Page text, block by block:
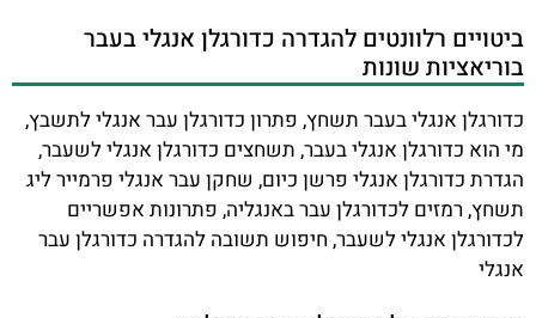
ביטויים רלוונטים להגדרה כדורגלן אנגלי בעבר
בוריאציות שונות
כדורגלן אנגלי בעבר תשחץ, פתרון כדורגלן עבר אנגלי לתשבץ,
מי הוא כדורגלן אנגלי בעבר, תשחצים כדורגלן אנגלי לשעבר,
הגדרת כדורגלן אנגלי פרשן כיום, שחקן עבר אנגלי פרמייר ליג
תשחץ, רמזים לכדורגלן עבר באנגליה, פתרונות אפשריים
לכדורגלן אנגלי לשעבר, חיפוש תשובה להגדרה כדורגלן עבר
אנגלי